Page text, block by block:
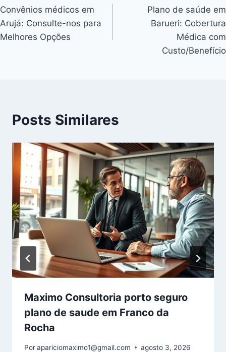
Convênios médicos em
Arujá: Consulte-nos para
Melhores Opções
Plano de saúde em
Barueri: Cobertura
Médica com
Custo/Benefício
Posts Similares
Maximo Consultoria porto seguro
plano de saude em Franco da
Rocha
Porapariciomaximo1@gmail.com agosto 3, 2026